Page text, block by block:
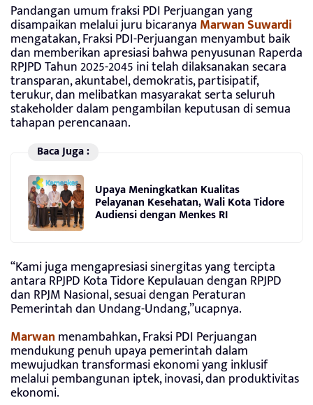
Pandangan umum fraksi PDI Perjuangan yang
disampaikan melalui juru bicaranya Marwan Suwardi
mengatakan, Fraksi PDI-Perjuangan menyambut baik
dan memberikan apresiasi bahwa penyusunan Raperda
RPJPD Tahun 2025-2045 ini telah dilaksanakan secara
transparan, akuntabel, demokratis, partisipatif,
terukur, dan melibatkan masyarakat serta seluruh
stakeholder dalam pengambilan keputusan di semua
tahapan perencanaan.
Baca Juga :
Upaya Meningkatkan Kualitas
Pelayanan Kesehatan, Wali Kota Tidore
Audiensi dengan Menkes RI
“Kami juga mengapresiasi sinergitas yang tercipta
antara RPJPD Kota Tidore Kepulauan dengan RPJPD
dan RPJM Nasional, sesuai dengan Peraturan
Pemerintah dan Undang-Undang,”ucapnya.
Marwan menambahkan, Fraksi PDI Perjuangan
mendukung penuh upaya pemerintah dalam
mewujudkan transformasi ekonomi yang inklusif
melalui pembangunan iptek, inovasi, dan produktivitas
ekonomi.